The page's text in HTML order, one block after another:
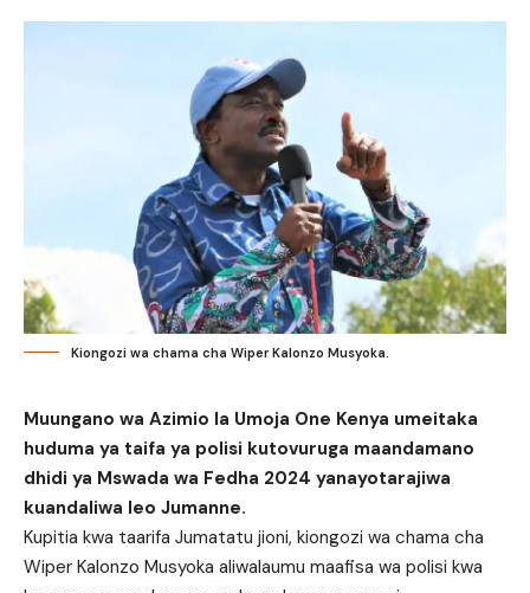
Kiongozi wa chama cha Wiper Kalonzo Musyoka.
Muungano wa Azimio la Umoja One Kenya umeitaka
huduma ya taifa ya polisi kutovuruga maandamano
dhidi ya Mswada wa Fedha 2024 yanayotarajiwa
kuandaliwa leo Jumanne.
Kupitia kwa taarifa Jumatatu jioni, kiongozi wa chama cha
Wiper Kalonzo Musyoka aliwalaumu maafisa wa polisi kwa